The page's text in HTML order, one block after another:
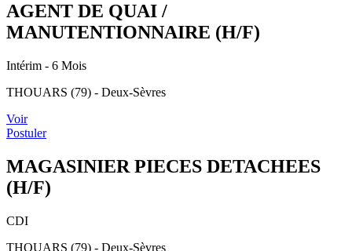
AGENT DE QUAI /
MANUTENTIONNAIRE (H/F)
Intérim - 6 Mois
THOUARS (79) - Deux-Sèvres
Voir
Postuler
MAGASINIER PIECES DETACHEES
(H/F)
CDI
THOUARS (79) - Deux-Sèvres